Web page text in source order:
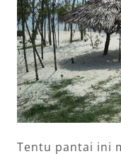
Tentu pantai ini